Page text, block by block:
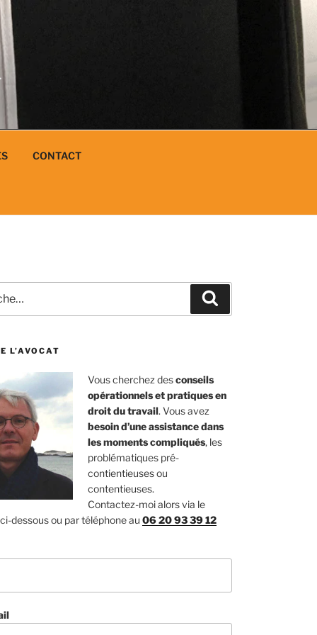
CONTACT
L’AVOCAT
Vous cherchez desconseils
opérationnels et pratiques en
droit du travail. Vous avez
besoin d’une assistance dans
les moments compliqués, les
problématiques pré-
contientieuses ou
contentieuses.
Contactez-moi alors via le
dessous ou par téléphone au 06 20 93 39 12